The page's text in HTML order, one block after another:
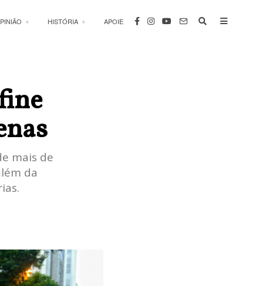
HISTÓRIA APOIE
mais de
da